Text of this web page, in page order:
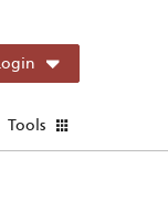
Tools